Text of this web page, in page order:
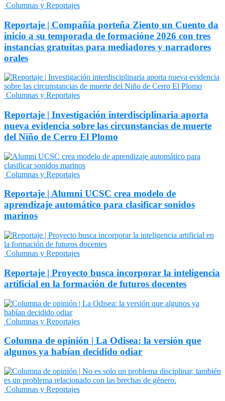
Columnas y Reportajes
Reportaje | Compañía porteña Ziento un Cuento da
inicio a su temporada de formacióne 2026 con tres
instancias gratuitas para mediadores y narradores
orales
Columnas y Reportajes
Reportaje | Investigación interdisciplinaria aporta
nueva evidencia sobre las circunstancias de muerte
del Niño de Cerro El Plomo
Columnas y Reportajes
Reportaje | Alumni UCSC crea modelo de
aprendizaje automático para clasificar sonidos
marinos
Columnas y Reportajes
Reportaje | Proyecto busca incorporar la inteligencia
artificial en la formación de futuros docentes
Columnas y Reportajes
Columna de opinión | La Odisea: la versión que
algunos ya habían decidido odiar
Columnas y Reportajes